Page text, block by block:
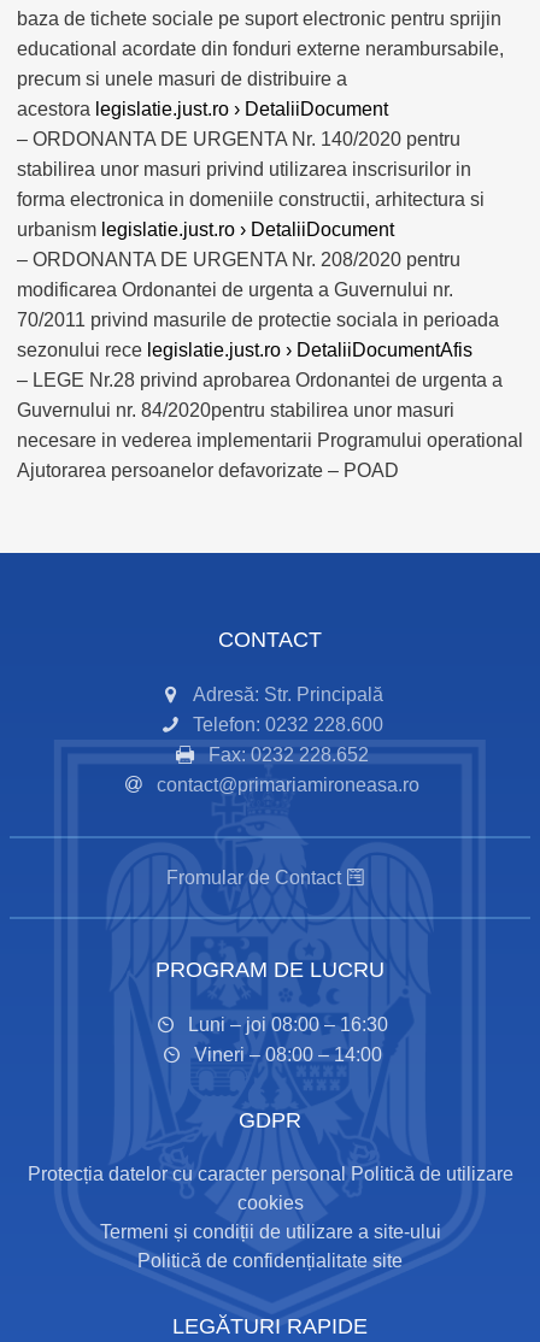
baza de tichete sociale pe suport electronic pentru sprijin
educational acordate din fonduri externe nerambursabile,
precum si unele masuri de distribuire a
acestora legislatie.just.ro › DetaliiDocument
– ORDONANTA DE URGENTA Nr. 140/2020 pentru
stabilirea unor masuri privind utilizarea inscrisurilor in
forma electronica in domeniile constructii, arhitectura si
urbanism legislatie.just.ro › DetaliiDocument
– ORDONANTA DE URGENTA Nr. 208/2020 pentru
modificarea Ordonantei de urgenta a Guvernului nr.
70/2011 privind masurile de protectie sociala in perioada
sezonului rece legislatie.just.ro › DetaliiDocumentAfis
– LEGE Nr.28 privind aprobarea Ordonantei de urgenta a
Guvernului nr. 84/2020pentru stabilirea unor masuri
necesare in vederea implementarii Programului operational
Ajutorarea persoanelor defavorizate – POAD
CONTACT
Adresă: Str. Principală
Telefon: 0232 228.600
Fax: 0232 228.652
contact@primariamironeasa.ro
Fromular de Contact
PROGRAM DE LUCRU
Luni – joi 08:00 – 16:30
Vineri – 08:00 – 14:00
GDPR
Protecția datelor cu caracter personal
Politică de utilizare
cookies
Termeni și condiții de utilizare a site-ului
Politică de confidențialitate site
LEGĂTURI RAPIDE